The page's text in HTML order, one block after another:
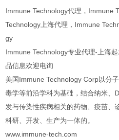
Immune Technology代理，Immune
Technology上海代理，Immune
gy
Immune Technology专业代理-上海
品信息欢迎电询
美国Immune Technology Corp以分
毒学等前沿学科为基础，结合纳米、
发与传染性疾病相关的药物、疫苗、
科研、开发、生产为一体的。
www.immune-tech.com